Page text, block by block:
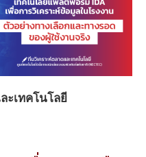
ะเทคโนโลยี